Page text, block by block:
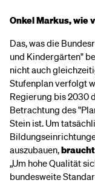
Onkel Markus, wie
Das, was die
und Kindergärten"
nicht auch
Stufenplan verfolgt
Regierung bis 2030
Betrachtung des
Stein ist. Um
auszubauen,
„Um hohe Qualität
bundesweite